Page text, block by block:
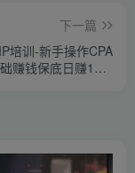
下一篇
培训-新手操作CPA
赚钱保底日赚100-